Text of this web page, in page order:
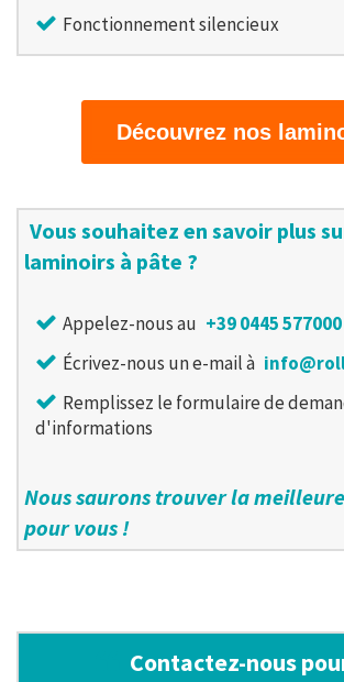
Fonctionnement silencieux
Découvrez nos
Vous souhaitez en savoir plus
laminoirs à pâte ?
Appelez-nous au +39 0445 577000
Écrivez-nous un e-mail à
Remplissez le formulaire de
d'informations
Nous saurons trouver la
pour vous !
Contactez-nous